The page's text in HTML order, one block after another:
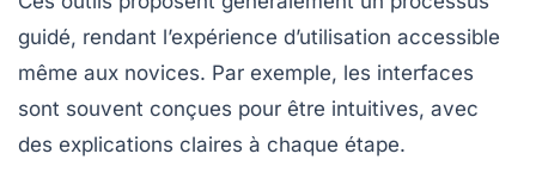
guidé, rendant l’expérience d’utilisation accessible
même aux novices. Par exemple, les interfaces
sont souvent conçues pour être intuitives, avec
des explications claires à chaque étape.